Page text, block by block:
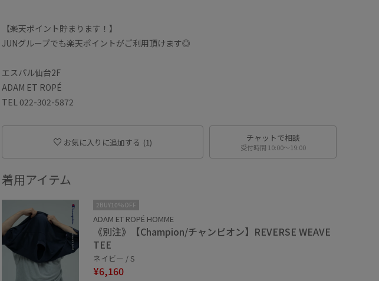
【楽天ポイント貯まります！】
JUNグループでも楽天ポイントがご利用頂けます◎
エスパル仙台2F
ADAM ET ROPÉ
TEL 022-302-5872
お気に入りに追加する (1) チャットで相談
受付時間 10:00〜19:00
着用アイテム
2BUY10%OFF
ADAM ET ROPÉ HOMME
《別注》【Champion/チャンピオン】REVERSE WEAVE
TEE
ネイビー / S
¥6,160